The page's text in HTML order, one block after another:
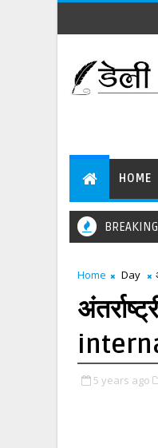
HOME
BREAKING
Home Day
5 years ago